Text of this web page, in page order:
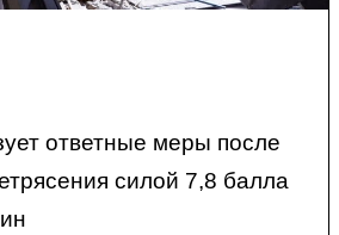
ответные меры после
силой 7,8 балла